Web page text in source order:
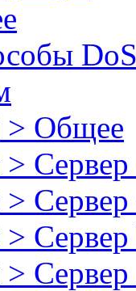
> Общее
>
>
>
>